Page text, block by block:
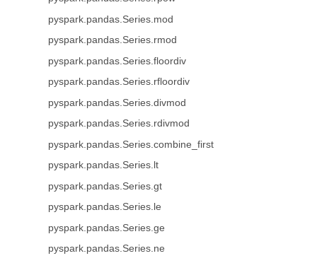
pyspark.pandas.Series.mod
pyspark.pandas.Series.rmod
pyspark.pandas.Series.floordiv
pyspark.pandas.Series.rfloordiv
pyspark.pandas.Series.divmod
pyspark.pandas.Series.rdivmod
pyspark.pandas.Series.combine_first
pyspark.pandas.Series.lt
pyspark.pandas.Series.gt
pyspark.pandas.Series.le
pyspark.pandas.Series.ge
pyspark.pandas.Series.ne